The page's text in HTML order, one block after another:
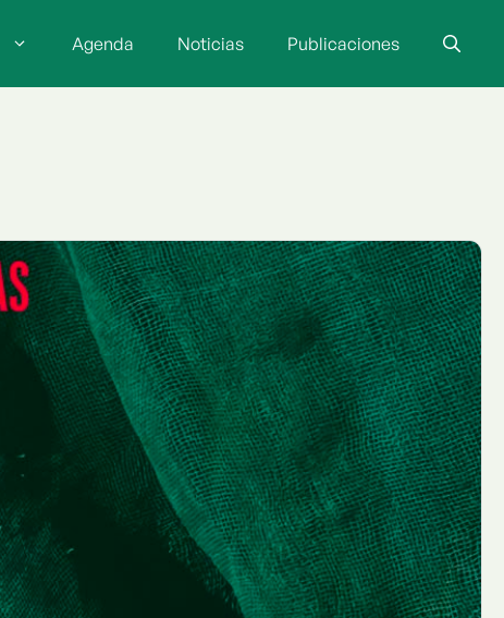
Agenda Noticias Publicaciones